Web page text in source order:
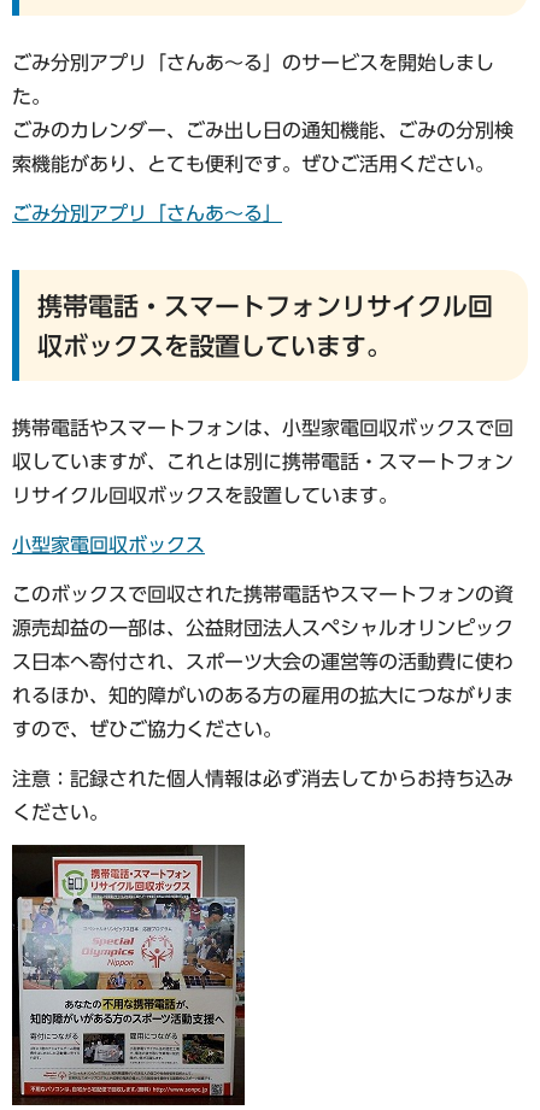
ごみ分別アプリ「さんあ～る」のサービスを開始しまし
た。
ごみのカレンダー、ごみ出し日の通知機能、ごみの分別検
索機能があり、とても便利です。ぜひご活用ください。
ごみ分別アプリ「さんあ～る」
携帯電話・スマートフォンリサイクル回
収ボックスを設置しています。
携帯電話やスマートフォンは、小型家電回収ボックスで回
収していますが、これとは別に携帯電話・スマートフォン
リサイクル回収ボックスを設置しています。
小型家電回収ボックス
このボックスで回収された携帯電話やスマートフォンの資
源売却益の一部は、公益財団法人スペシャルオリンピック
ス日本へ寄付され、スポーツ大会の運営等の活動費に使わ
れるほか、知的障がいのある方の雇用の拡大につながりま
すので、ぜひご協力ください。
注意：記録された個人情報は必ず消去してからお持ち込み
ください。